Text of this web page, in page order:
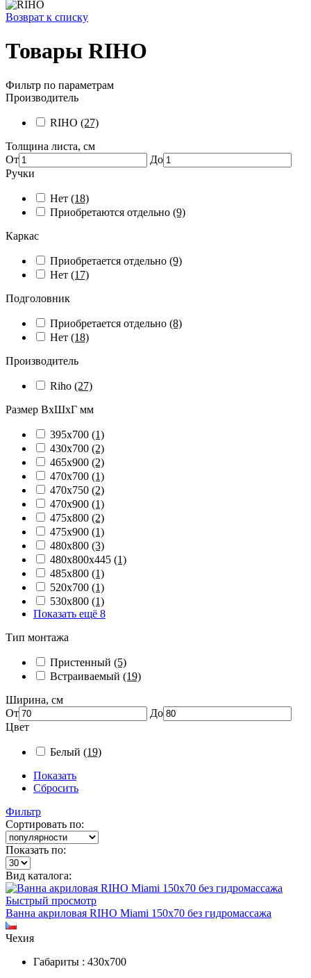
Возврат к списку
Товары RIHO
Фильтр по параметрам
Производитель
RIHO (27)
Толщина листа, см
От
До
Ручки
Нет (18)
Приобретаются отдельно (9)
Каркас
Приобретается отдельно (9)
Нет (17)
Подголовник
Приобретается отдельно (8)
Нет (18)
Производитель
Riho (27)
Размер ВхШхГ мм
395х700 (1)
430х700 (2)
465х900 (2)
470х700 (1)
470х750 (2)
470х900 (1)
475х800 (2)
475х900 (1)
480х800 (3)
480х800х445 (1)
485х800 (1)
520х700 (1)
530х800 (1)
Показать ещё 8
Тип монтажа
Пристенный (5)
Встраиваемый (19)
Ширина, см
От
До
Цвет
Белый (19)
Показать
Сбросить
Фильтр
Сортировать по:
Показать по:
Вид каталога:
Быстрый просмотр
Ванна акриловая RIHO Miami 150x70 без гидромассажа
Чехия
Габариты : 430х700